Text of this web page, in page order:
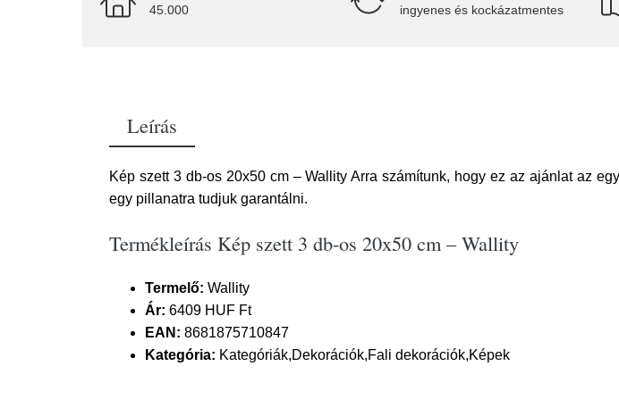
45.000 ingyenes és kockázatmentes
Leírás
Kép szett 3 db-os 20x50 cm – Wallity Arra számítunk, hogy ez az ajánlat az
egy pillanatra tudjuk garantálni.
Termékleírás Kép szett 3 db-os 20x50 cm – Wallity
Termelő: Wallity
Ár: 6409 HUF Ft
EAN: 8681875710847
Kategória: Kategóriák,Dekorációk,Fali dekorációk,Képek